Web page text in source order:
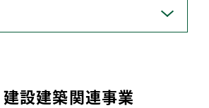
設建築関連事業